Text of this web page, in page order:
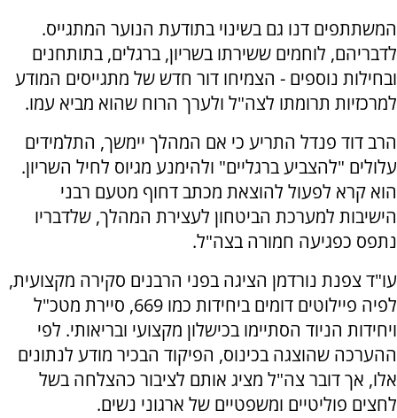
המשתתפים דנו גם בשינוי בתודעת הנוער המתגייס.
לדבריהם, לוחמים ששירתו בשריון, ברגלים, בתותחנים
ובחילות נוספים - הצמיחו דור חדש של מתגייסים המודע
למרכזיות תרומתו לצה"ל ולערך הרוח שהוא מביא עמו.
הרב דוד פנדל התריע כי אם המהלך יימשך, התלמידים
עלולים "להצביע ברגליים" ולהימנע מגיוס לחיל השריון.
הוא קרא לפעול להוצאת מכתב דחוף מטעם רבני
הישיבות למערכת הביטחון לעצירת המהלך, שלדבריו
נתפס כפגיעה חמורה בצה"ל.
עו"ד צפנת נורדמן הציגה בפני הרבנים סקירה מקצועית,
לפיה פיילוטים דומים ביחידות כמו 669, סיירת מטכ"ל
ויחידות הניוד הסתיימו בכישלון מקצועי ובריאותי. לפי
ההערכה שהוצגה בכינוס, הפיקוד הבכיר מודע לנתונים
אלו, אך דובר צה"ל מציג אותם לציבור כהצלחה בשל
לחצים פוליטיים ומשפטיים של ארגוני נשים.